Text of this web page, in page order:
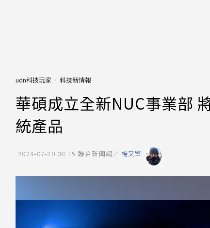
udn科技玩家 科技新情報
華碩成立全新NUC事業部
統產品
2023-07-20 08:15 聯合新聞網／ 楊又肇